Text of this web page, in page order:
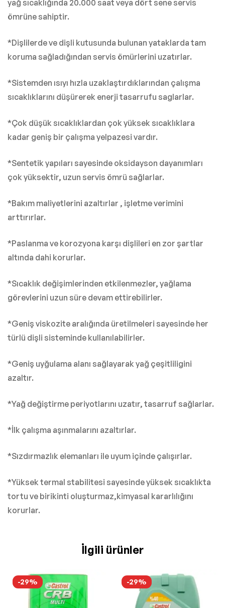
yağ sıcaklığında 20.000 saat veya dört sene servis
ömrüne sahiptir.
*Dişlilerde ve dişli kutusunda bulunan yataklarda tam
koruma sağladığından servis ömürlerini uzatırlar.
*Sistemden ısıyı hızla uzaklaştırdıklarından çalışma
sıcaklıklarını düşürerek enerji tasarrufu saglarlar.
*Çok düşük sıcaklıklardan çok yüksek sıcaklıklara
kadar geniş bir çalışma yelpazesi vardır.
*Sentetik yapıları sayesinde oksidayson dayanımları
çok yüksektir, uzun servis ömrü sağlarlar.
*Bakım maliyetlerini azaltırlar , işletme verimini
arttırırlar.
*Paslanma ve korozyona karşı dişlileri en zor şartlar
altında dahi korurlar.
*Sıcaklık değişimlerinden etkilenmezler, yağlama
görevlerini uzun süre devam ettirebilirler.
*Geniş viskozite aralığında üretilmeleri sayesinde her
türlü dişli sisteminde kullanılabilirler.
*Geniş uyğulama alanı sağlayarak yağ çeşitliligini
azaltır.
*Yağ değiştirme periyotlarını uzatır, tasarruf sağlarlar.
*İlk çalışma aşınmalarını azaltırlar.
*Sızdırmazlık elemanları ile uyum içinde çalışırlar.
*Yüksek termal stabilitesi sayesinde yüksek sıcaklıkta
tortu ve birikinti oluşturmaz,kimyasal kararlılığını
korurlar.
İlgili ürünler
-29% -29%